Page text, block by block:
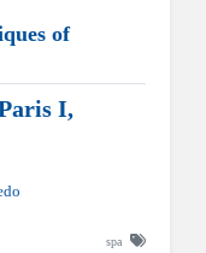
of
I,
spa